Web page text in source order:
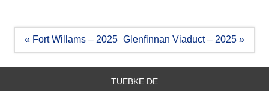
Beitragsnavigation
« Fort Willams – 2025 Glenfinnan Viaduct – 2025 »
TUEBKE.DE